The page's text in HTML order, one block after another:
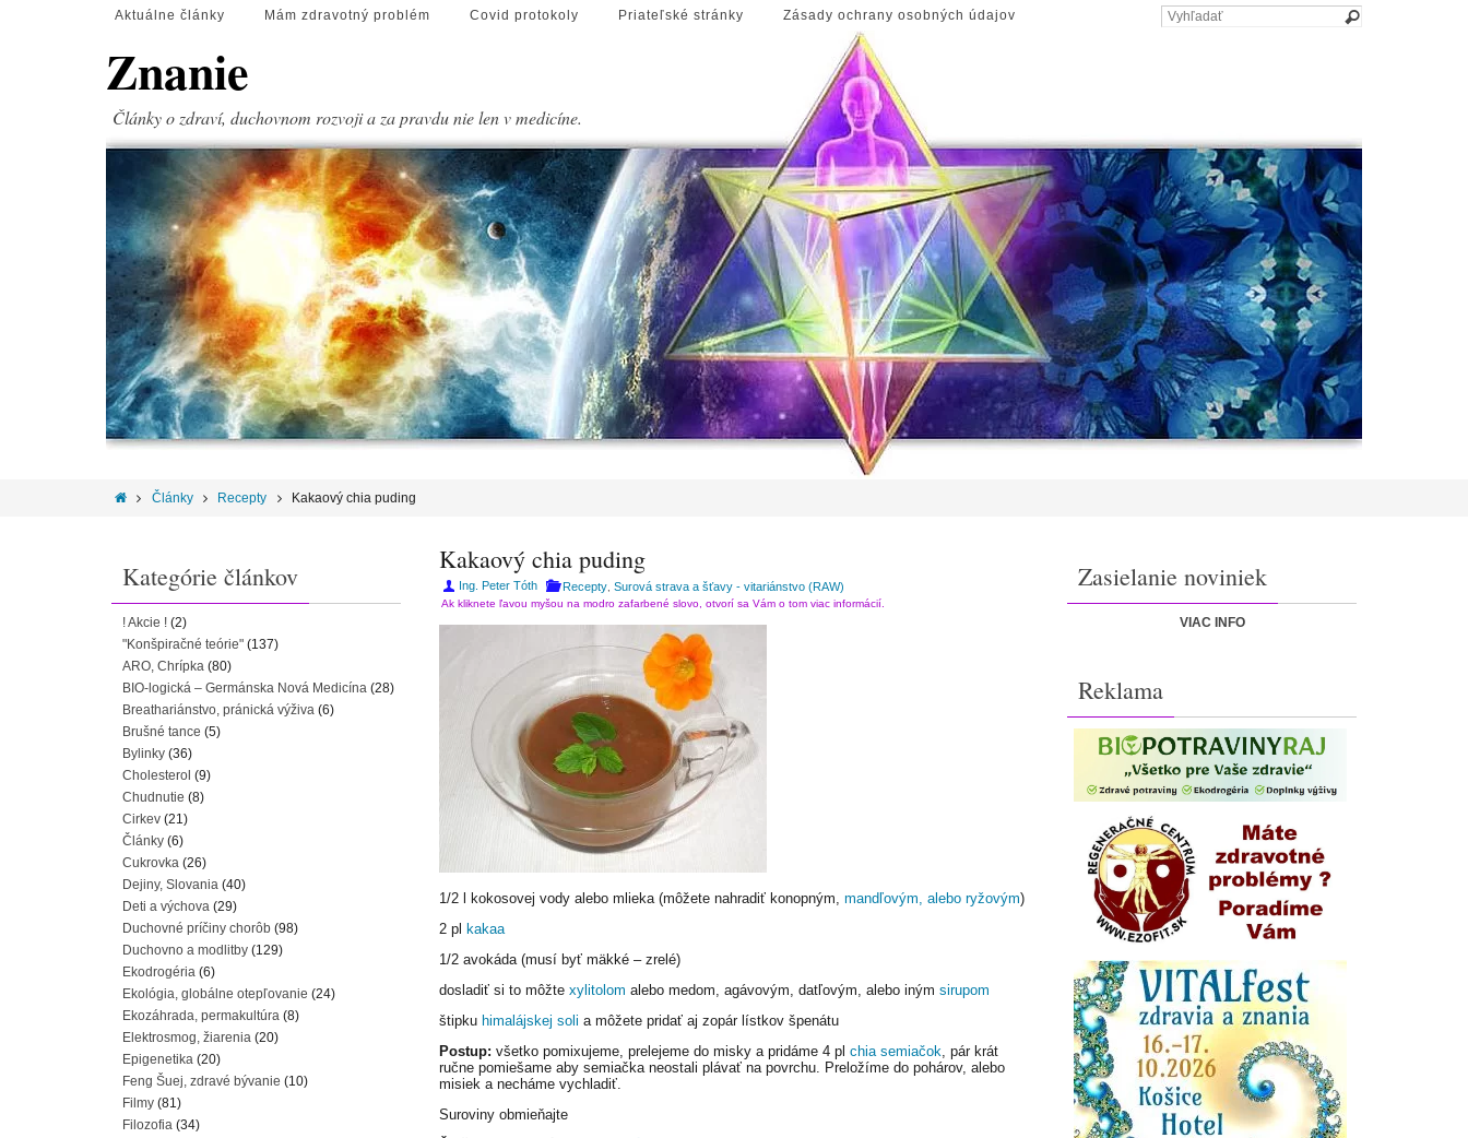
Aktuálne články Mám zdravotný problém Covid protokoly Priateľské stránky Zásady ochrany osobných údajov
Znanie
Články o zdraví, duchovnom rozvoji a za pravdu nie len v medicíne.
Články Recepty Kakaový chia puding
Kakaový chia puding
Ing. Peter Tóth Recepty, Surová strava a šťavy - vitariánstvo (RAW)
Ak kliknete ľavou myšou na modro zafarbené slovo, otvorí sa Vám o tom viac informácií.
1/2 l kokosovej vody alebo mlieka (môžete nahradiť konopným, mandľovým, alebo ryžovým)
2 pl kakaa
1/2 avokáda (musí byť mäkké – zrelé)
dosladiť si to môžte xylitolom alebo medom, agávovým, datľovým, alebo iným sirupom
štipku himalájskej soli a môžete pridať aj zopár lístkov špenátu
Postup: všetko pomixujeme, prelejeme do misky a pridáme 4 pl chia semiačok, pár krát
ručne pomiešame aby semiačka neostali plávať na povrchu. Preložíme do pohárov, alebo
misiek a necháme vychladiť.
Suroviny obmieňajte
Kategórie článkov
! Akcie ! (2)
"Konšpiračné teórie" (137)
ARO, Chrípka (80)
BIO-logická – Germánska Nová Medicína (28)
Breathariánstvo, pránická výživa (6)
Brušné tance (5)
Bylinky (36)
Cholesterol (9)
Chudnutie (8)
Cirkev (21)
Články (6)
Cukrovka (26)
Dejiny, Slovania (40)
Deti a výchova (29)
Duchovné príčiny chorôb (98)
Duchovno a modlitby (129)
Ekodrogéria (6)
Ekológia, globálne otepľovanie (24)
Ekozáhrada, permakultúra (8)
Elektrosmog, žiarenia (20)
Epigenetika (20)
Feng Šuej, zdravé bývanie (10)
Filmy (81)
Filozofia (34)
Zasielanie noviniek
VIAC INFO
Reklama